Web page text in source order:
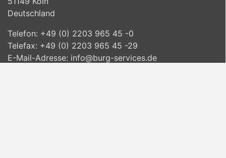
Deutschland
Telefon: +49 (0) 2203 965 45 -0
Telefax: +49 (0) 2203 965 45 -29
E-Mail-Adresse: info@burg-services.de